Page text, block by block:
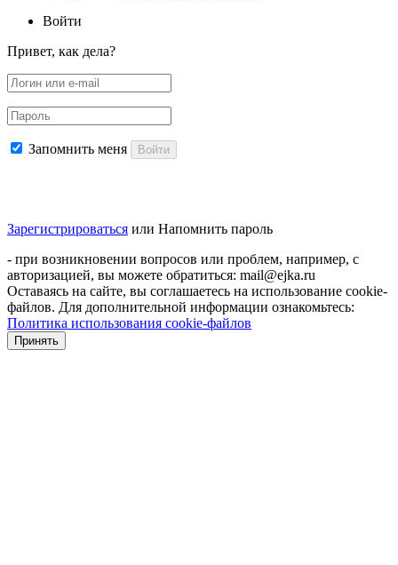
Войти
Привет, как дела?
Запомнить меня Войти
Зарегистрироваться или Напомнить пароль
- при возникновении вопросов или проблем, например, с
авторизацией, вы можете обратиться: mail@ejka.ru
Оставаясь на сайте, вы соглашаетесь на использование cookie-
файлов. Для дополнительной информации ознакомьтесь:
Политика использования cookie-файлов
Принять